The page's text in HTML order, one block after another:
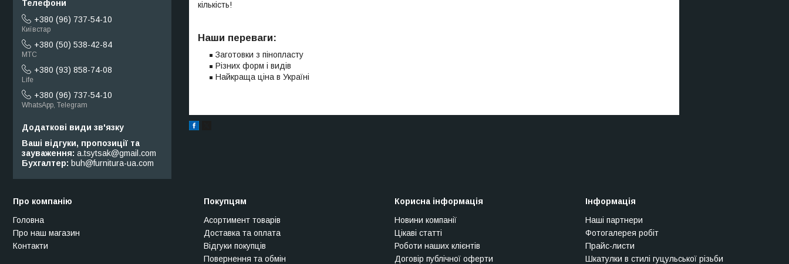
кількість!
Наши переваги:
Заготовки з пінопласту
Різних форм і видів
Найкраща ціна в Україні
+380 (96) 737-54-10
Київстар
+380 (50) 538-42-84
МТС
+380 (93) 858-74-08
Life
+380 (96) 737-54-10
WhatsApp, Telegram
Ваші відгуки, пропозиції та
зауваження a.tsytsak@gmail.com
Бухгалтер
buh@furnitura-ua.com
Про компанію
Головна
Про наш магазин
Контакти
Покупцям
Асортимент товарів
Доставка та оплата
Відгуки покупців
Повернення та обмін
Корисна інформація
Новини компанії
Цікаві статті
Роботи наших клієнтів
Договір публічної оферти
Інформація
Наші партнери
Фотогалерея робіт
Прайс-листи
Шкатулки в стилі гуцульської різьби